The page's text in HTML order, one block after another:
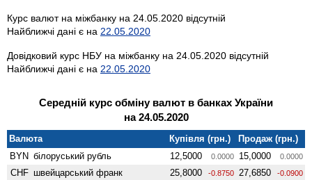
Курс валют на міжбанку на 24.05.2020 відсутній
Найближчі дані є на 22.05.2020
Довідковий курс НБУ на міжбанку на 24.05.2020 відсутній
Найближчі дані є на 22.05.2020
Середній курс обміну валют в банках України
на 24.05.2020
Валюта Купівля (грн.)
Продаж (грн.)
BYN білоруський рубль 12,5000 0.0000 15,0000 0.0000
CHF швейцарський франк 25,8000 -0.8750 27,6850 -0.0900